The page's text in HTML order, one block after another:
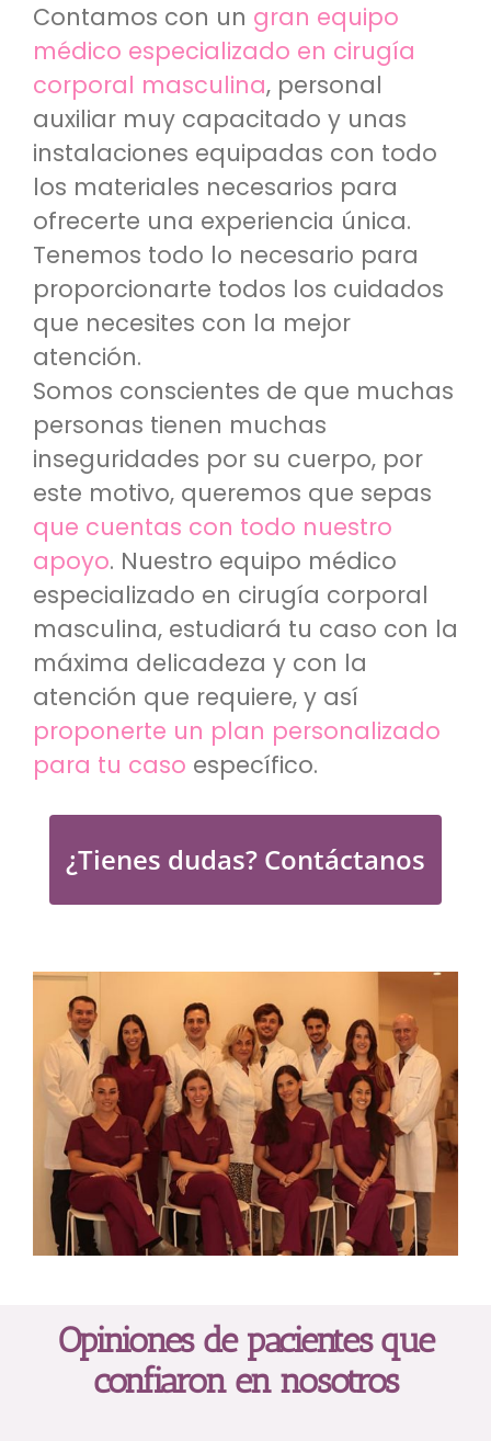
Contamos con un gran equipo
médico especializado en cirugía
corporal masculina, personal
auxiliar muy capacitado y unas
instalaciones equipadas con todo
los materiales necesarios para
ofrecerte una experiencia única.
Tenemos todo lo necesario para
proporcionarte todos los cuidados
que necesites con la mejor
atención.
Somos conscientes de que muchas
personas tienen muchas
inseguridades por su cuerpo, por
este motivo, queremos que sepas
que cuentas con todo nuestro
apoyo. Nuestro equipo médico
especializado en cirugía corporal
masculina, estudiará tu caso con la
máxima delicadeza y con la
atención que requiere, y así
proponerte un plan personalizado
para tu caso específico.
¿Tienes dudas? Contáctanos
Opiniones de pacientes que
confiaron en nosotros